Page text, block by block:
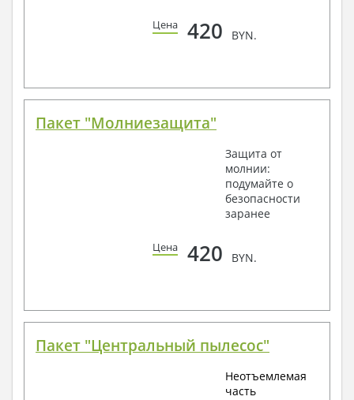
Цена 420 BYN.
Пакет "Молниезащита"
Защита от
молнии:
подумайте о
безопасности
заранее
Цена 420 BYN.
Пакет "Центральный пылесос"
Неотъемлемая
часть